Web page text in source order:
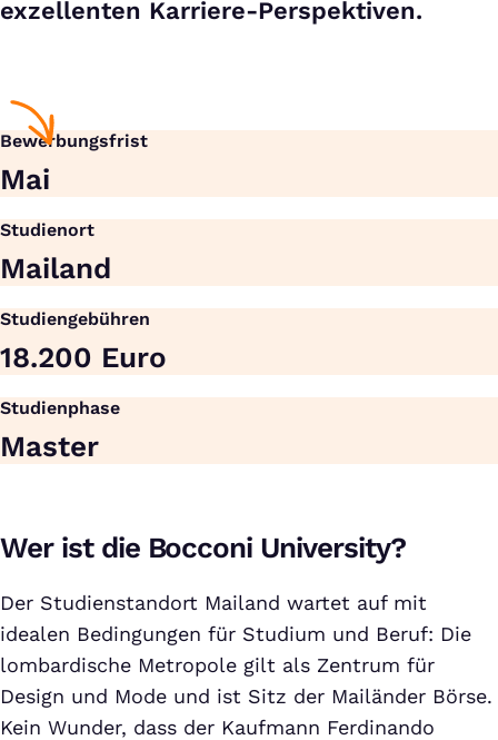
exzellenten Karriere-Perspektiven.
Bewerbungsfrist
Mai
Studienort
Mailand
Studiengebühren
18.200 Euro
Studienphase
Master
Wer ist die Bocconi University?
Der Studienstandort Mailand wartet auf mit
idealen Bedingungen für Studium und Beruf: Die
lombardische Metropole gilt als Zentrum für
Design und Mode und ist Sitz der Mailänder Börse.
Kein Wunder, dass der Kaufmann Ferdinando